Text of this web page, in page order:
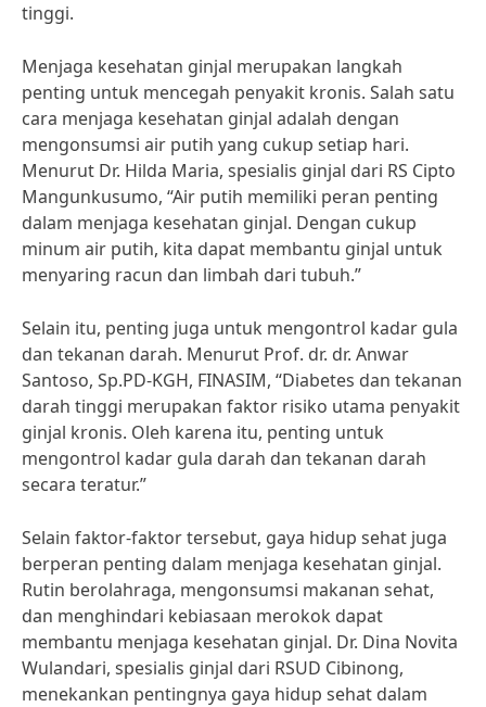
tinggi.
Menjaga kesehatan ginjal merupakan langkah
penting untuk mencegah penyakit kronis. Salah satu
cara menjaga kesehatan ginjal adalah dengan
mengonsumsi air putih yang cukup setiap hari.
Menurut Dr. Hilda Maria, spesialis ginjal dari RS Cipto
Mangunkusumo, “Air putih memiliki peran penting
dalam menjaga kesehatan ginjal. Dengan cukup
minum air putih, kita dapat membantu ginjal untuk
menyaring racun dan limbah dari tubuh.”
Selain itu, penting juga untuk mengontrol kadar gula
dan tekanan darah. Menurut Prof. dr. dr. Anwar
Santoso, Sp.PD-KGH, FINASIM, “Diabetes dan tekanan
darah tinggi merupakan faktor risiko utama penyakit
ginjal kronis. Oleh karena itu, penting untuk
mengontrol kadar gula darah dan tekanan darah
secara teratur.”
Selain faktor-faktor tersebut, gaya hidup sehat juga
berperan penting dalam menjaga kesehatan ginjal.
Rutin berolahraga, mengonsumsi makanan sehat,
dan menghindari kebiasaan merokok dapat
membantu menjaga kesehatan ginjal. Dr. Dina Novita
Wulandari, spesialis ginjal dari RSUD Cibinong,
menekankan pentingnya gaya hidup sehat dalam